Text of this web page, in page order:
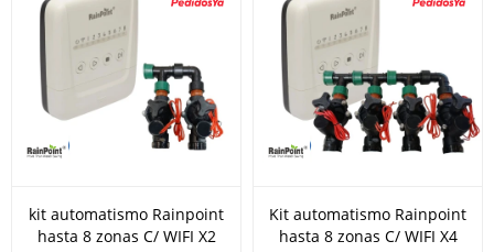
kit automatismo Rainpoint
hasta 8 zonas C/ WIFI X2
Kit automatismo Rainpoint
hasta 8 zonas C/ WIFI X4